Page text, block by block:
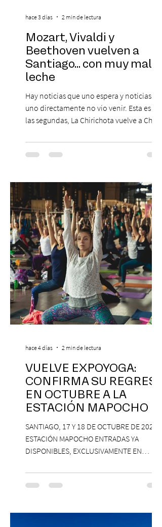
Mozart, Vivaldi y
Beethoven vuelven a
Santiago... con muy mala
leche
Hay noticias que uno espera y noticias que
uno directamente no vio venir. Esta es de
las segundas, La Chirichota vuelve a Chile.
Después de agotar entradas en su primer
paso por Santiago en 2025, el grupo
retorna al Teatro Estudio 13 con dos
funciones, el 14 y 15 de agosto de 2026,
para que nadie se quede con las ganas (de
nuevo). Llegan con la confianza de quien
ha hecho sold-out en Colombia, Miami,
hace 3 días 2 min de lectura
VUELVE EXPOYOGA:
CONFIRMA SU REGRESO
EN OCTUBRE A LA
ESTACIÓN MAPOCHO
SANTIAGO, 17 Y 18 DE OCTUBRE DE 2026,
ESTACIÓN MAPOCHO ENTRADAS YA
DISPONIBLES, EXCLUSIVAMENTE EN
con una edición renovada que reunirá
yoga, bienestar y vida consciente, con la
Antonella Orsini, Yoga Woman y más
hace 4 días 2 min de lectura